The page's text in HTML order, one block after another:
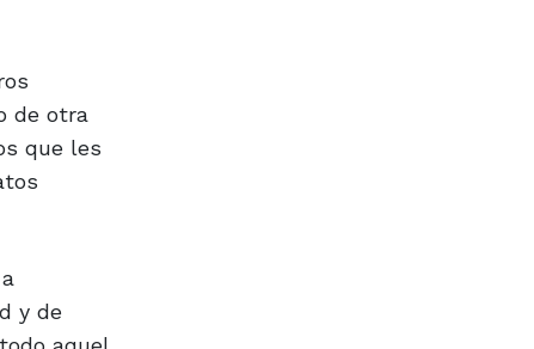
de otra
que les
y de